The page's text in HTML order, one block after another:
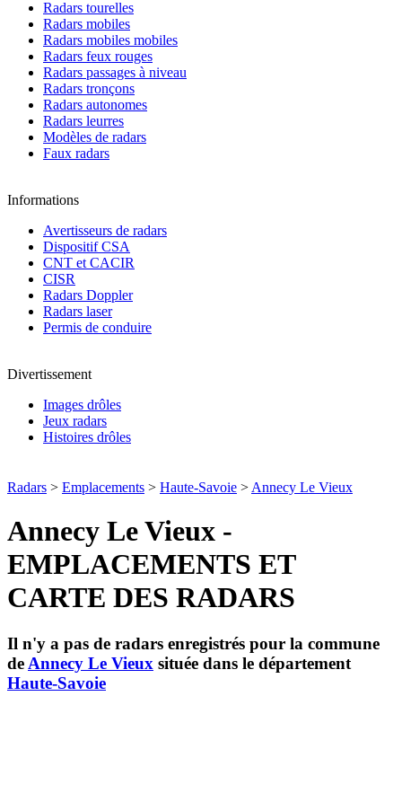
Radars tourelles
Radars mobiles
Radars mobiles mobiles
Radars feux rouges
Radars passages à niveau
Radars tronçons
Radars autonomes
Radars leurres
Modèles de radars
Faux radars
Informations
Avertisseurs de radars
Dispositif CSA
CNT et CACIR
CISR
Radars Doppler
Radars laser
Permis de conduire
Divertissement
Images drôles
Jeux radars
Histoires drôles
Radars > Emplacements > Haute-Savoie > Annecy Le Vieux
Annecy Le Vieux -
EMPLACEMENTS ET
CARTE DES RADARS
Il n'y a pas de radars enregistrés pour la commune
de Annecy Le Vieux située dans le département
Haute-Savoie